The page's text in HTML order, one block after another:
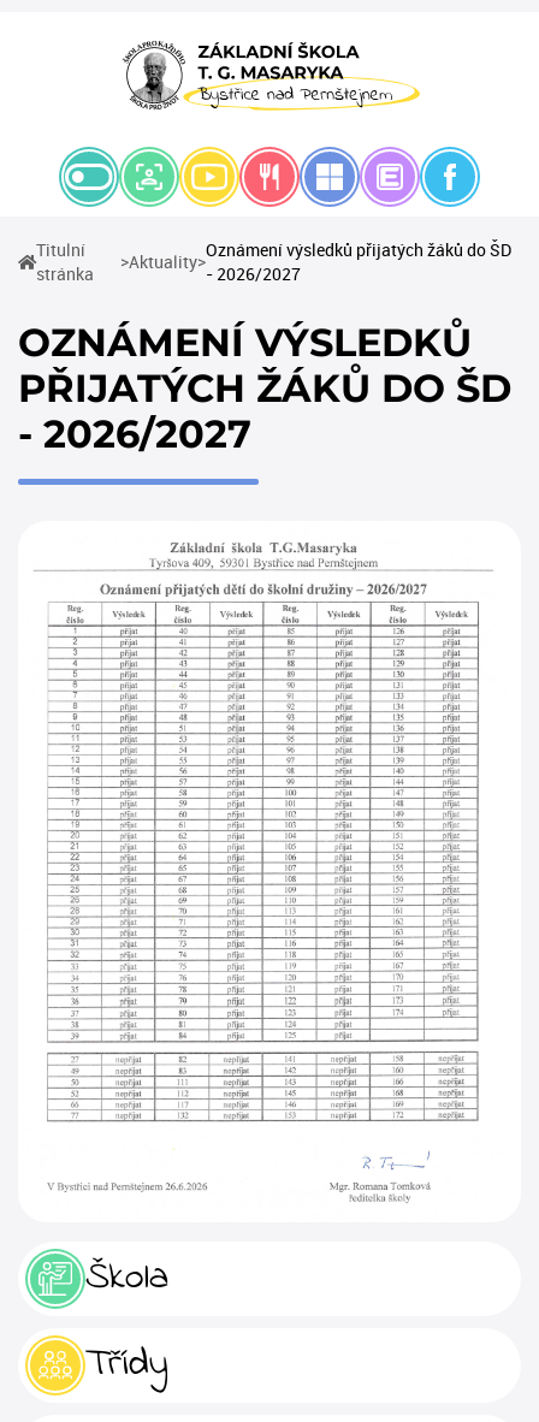
Titulní
stránka (current)Aktuality(current)
Oznámení výsledků přijatých žáků do ŠD
- 2026/2027
Škola
Třídy
OZNÁMENÍ VÝSLEDKŮ
PŘIJATÝCH ŽÁKŮ DO ŠD
- 2026/2027